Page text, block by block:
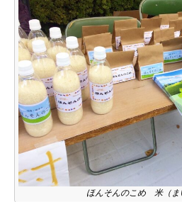
ほんそんのこめ 米（ま